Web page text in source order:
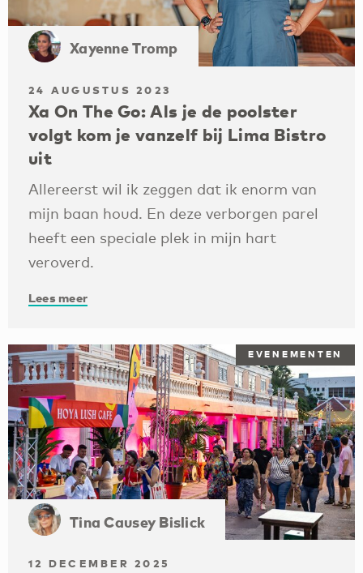
Xayenne Tromp
24 AUGUSTUS 2023
Xa On The Go: Als je de poolster
volgt kom je vanzelf bij Lima Bistro
uit
Allereerst wil ik zeggen dat ik enorm van
mijn baan houd. En deze verborgen parel
heeft een speciale plek in mijn hart
veroverd.
Lees meer
EVENEMENTEN
Tina Causey Bislick
12 DECEMBER 2025